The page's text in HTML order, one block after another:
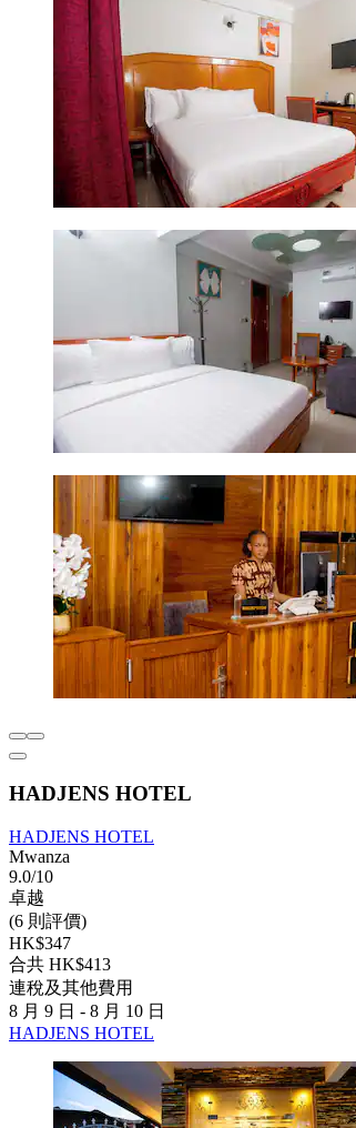
HADJENS HOTEL
HADJENS HOTEL
Mwanza
9.0/10
卓越
(6 則評價)
HK$347
合共 HK$413
連稅及其他費用
8 月 9 日 - 8 月 10 日
HADJENS HOTEL